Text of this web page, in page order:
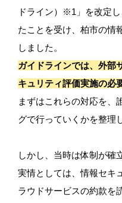
ドライン）※1」を改定
たことを受け、柏市の情
しました。
ガイドラインでは、外部
キュリティ評価実施の必
まずはこれらの対応を、
グで行っていくかを整理
しかし、当時は体制が確
実情としては、情報セキ
ラウドサービスの約款を